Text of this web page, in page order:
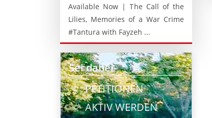
Available Now | The Call of the
Lilies, Memories of a War Crime
#Tantura with Fayzeh ...
Sei dabei
PETITIONEN
AKTIV WERDEN